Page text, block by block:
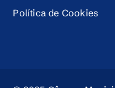
Política de Cookies